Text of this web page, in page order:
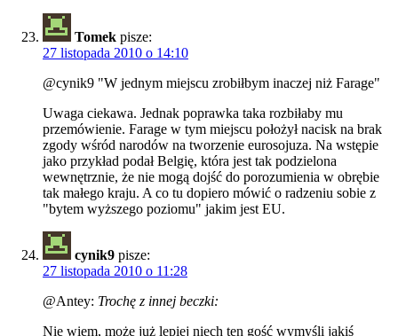
Tomek pisze:
27 listopada 2010 o 14:10
@cynik9 "W jednym miejscu zrobiłbym inaczej niż Farage"
Uwaga ciekawa. Jednak poprawka taka rozbiłaby mu
przemówienie. Farage w tym miejscu położył nacisk na brak
zgody wśród narodów na tworzenie eurosojuza. Na wstępie
jako przykład podał Belgię, która jest tak podzielona
wewnętrznie, że nie mogą dojść do porozumienia w obrębie
tak małego kraju. A co tu dopiero mówić o radzeniu sobie z
"bytem wyższego poziomu" jakim jest EU.
cynik9 pisze:
27 listopada 2010 o 11:28
@Antey: Trochę z innej beczki:
Nie wiem, może już lepiej niech ten gość wymyśli jakiś